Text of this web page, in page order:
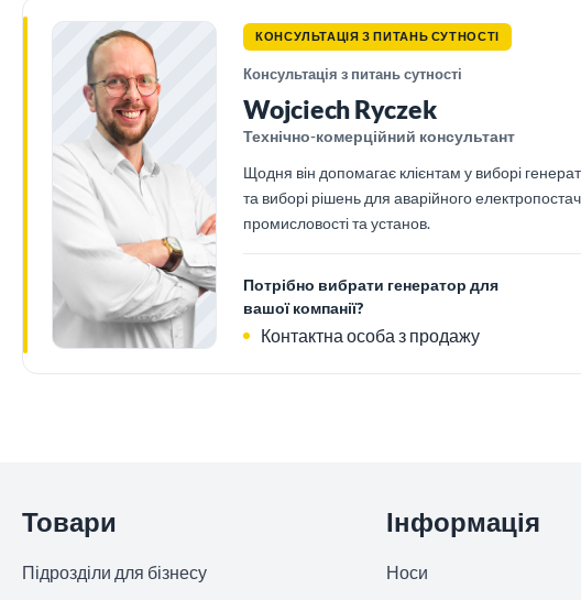
КОНСУЛЬТАЦІЯ З ПИТАНЬ СУТНОСТІ
Консультація з питань сутності
Wojciech Ryczek
Технічно-комерційний консультант
Щодня він допомагає клієнтам у виборі
та виборі рішень для аварійного
промисловості та установ.
Потрібно вибрати генератор для
вашої компанії?
Контактна особа з продажу
Товари
Підрозділи для бізнесу
Інформація
Носи